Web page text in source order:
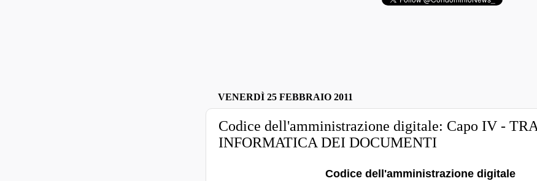
VENERDÌ 25 FEBBRAIO 2011
Codice dell'amministrazione digitale: Capo IV -
INFORMATICA DEI DOCUMENTI
Codice dell'amministrazione digitale